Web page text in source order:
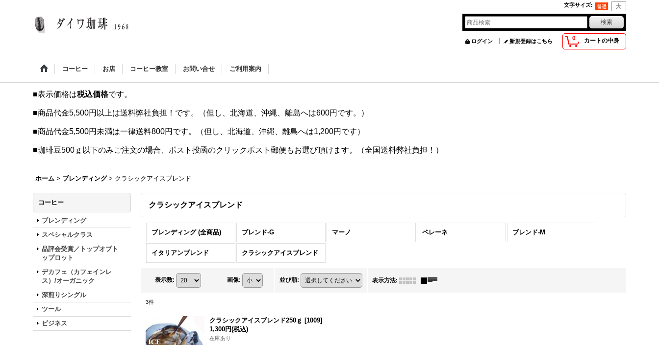
文字サイズ:
0 カートの中身
ログイン 新規登録はこちら
コーヒー お店 コーヒー教室 お問い合せ ご利用案内
■表示価格は税込価格です。
■商品代金5,500円以上は送料弊社負担！です。（但し、北海道、沖縄、離島へは600円です。）
■商品代金5,500円未満は一律送料800円です。（但し、北海道、沖縄、離島へは1,200円です）
■珈琲豆500ｇ以下のみご注文の場合、ポスト投函のクリックポスト郵便もお選び頂けます。（全国送料弊社負担！）
ホーム > ブレンディング > クラシックアイスブレンド
コーヒー
ブレンディング
スペシャルクラス
品評会受賞／トップオブト
ップロット
デカフェ（カフェインレ
ス）/オーガニック
深煎りシングル
ツール
ビジネス
クラシックアイスブレンド
ブレンディング (全商品) ブレンド-G マーノ ペレーネ ブレンド-M
イタリアンブレンド クラシックアイスブレンド
表示数: 画像: 並び順: 表示方法:
3件
クラシックアイスブレンド250ｇ [1009]
1,300円(税込)
在庫あり